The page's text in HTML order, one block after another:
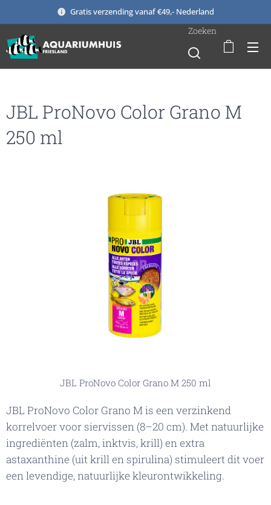
Gratis verzending vanaf €49,- Nederland
Zoeken
JBL ProNovo Color Grano M
250 ml
JBL ProNovo Color Grano M 250 ml
JBL ProNovo Color Grano M is een verzinkend
korrelvoer voor siervissen (8–20 cm). Met natuurlijke
ingrediënten (zalm, inktvis, krill) en extra
astaxanthine (uit krill en spirulina) stimuleert dit voer
een levendige, natuurlijke kleurontwikkeling.